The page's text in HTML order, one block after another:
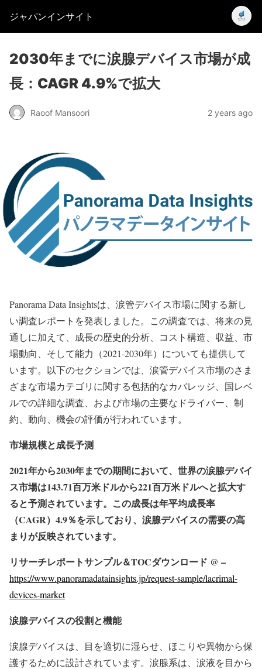
ジャパンインサイト
2030年までに涙腺デバイス市場が成
長：CAGR 4.9%で拡大
Raoof Mansoori 2 years ago
Panorama Data Insightsは、涙管デバイス市場に関する新し
い調査レポートを発表しました。この調査では、将来の見
通しに加えて、成長の歴史的分析、コスト構造、収益、市
場動向、そして能力（2021-2030年）についても提供して
います。以下のセクションでは、涙管デバイス市場のさま
ざまな市場カテゴリに関する包括的なカバレッジ、国レベ
ルでの詳細な調査、および市場の主要なドライバー、制
約、動向、機会の評価が行われています。
市場規模と成長予測
2021年から2030年までの期間において、世界の涙腺デバイ
ス市場は143.71百万米ドルから221百万米ドルへと拡大す
ると予測されています。この成長は年平均成長率
（CAGR）4.9％を示しており、涙腺デバイスの需要の高
まりが反映されています。
リサーチレポートサンプル＆TOCダウンロード @ –
https://www.panoramadatainsights.jp/request-sample/lacrimal-
devices-market
涙腺デバイスの役割と機能
涙腺デバイスは、目を適切に湿らせ、ほこりや異物から保
護するために設計されています。涙腺系は、涙液を目から